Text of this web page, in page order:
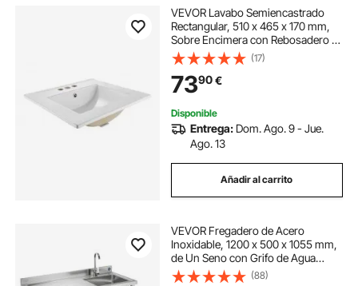
VEVOR Lavabo Semiencastrado
Rectangular, 510 x 465 x 170 mm,
Sobre Encimera con Rebosadero y
3 Orificios para Grifo, Moderno
Lavabo Empotrado para Espacios
Pequeños, Cocina y Baño, Color
Blanco
(17)
7390€
Disponible
Entrega: Dom. Ago. 9 - Jue.
Ago. 13
Añadir al carrito
VEVOR Fregadero de Acero
Inoxidable, 1200 x 500 x 1055 mm,
de Un Seno con Grifo de Agua
Caliente y Fría y Ruedas, para
(88)